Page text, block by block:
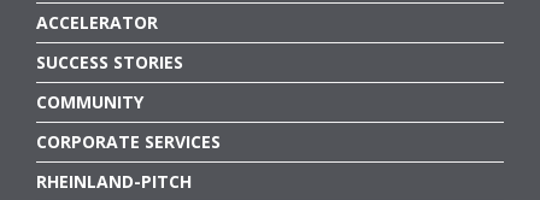
ACCELERATOR
SUCCESS STORIES
COMMUNITY
CORPORATE SERVICES
RHEINLAND-PITCH